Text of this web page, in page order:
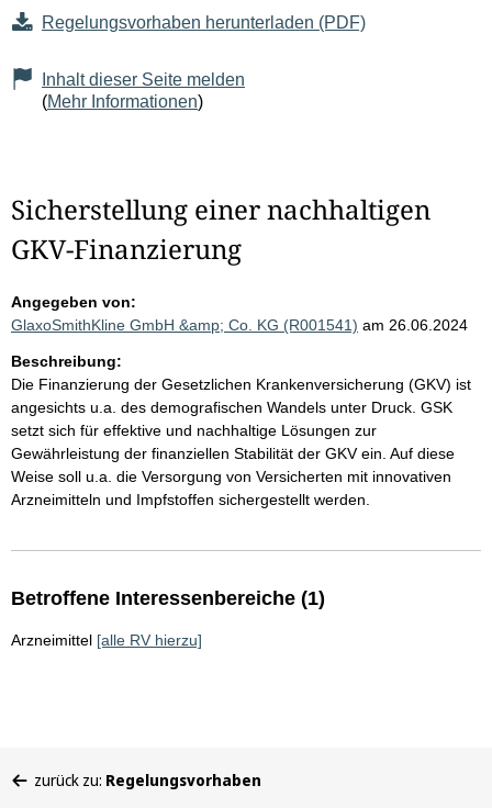
Regelungsvorhaben herunterladen (PDF)
Inhalt dieser Seite melden
(Mehr Informationen)
Sicherstellung einer nachhaltigen
GKV-Finanzierung
Angegeben von:
GlaxoSmithKline GmbH &amp; Co. KG (R001541) am 26.06.2024
Beschreibung:
Die Finanzierung der Gesetzlichen Krankenversicherung (GKV) ist
angesichts u.a. des demografischen Wandels unter Druck. GSK
setzt sich für effektive und nachhaltige Lösungen zur
Gewährleistung der finanziellen Stabilität der GKV ein. Auf diese
Weise soll u.a. die Versorgung von Versicherten mit innovativen
Arzneimitteln und Impfstoffen sichergestellt werden.
Betroffene Interessenbereiche (1)
Arzneimittel [alle RV hierzu]
befinden
zurück zu: Regelungsvorhaben